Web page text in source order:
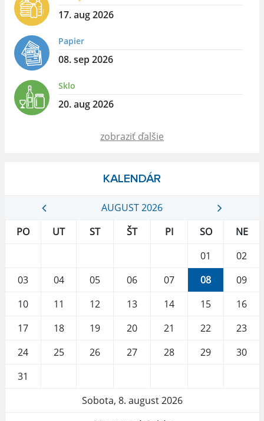
17. aug 2026
Papier
08. sep 2026
Sklo
20. aug 2026
zobraziť ďalšie
KALENDÁR
AUGUST 2026
PO
UT ST ŠT PI SO
NE
01
02
03
04 05 06 07 08
09
10
11 12 13 14 15
16
17
18 19 20 21 22
23
24
25 26 27 28 29
30
31
Sobota, 8. august 2026